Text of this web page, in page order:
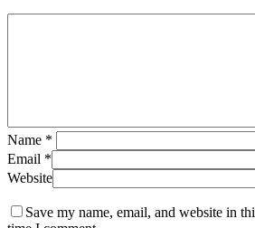
Name *
Email *
Website
Save my name, email, and website in